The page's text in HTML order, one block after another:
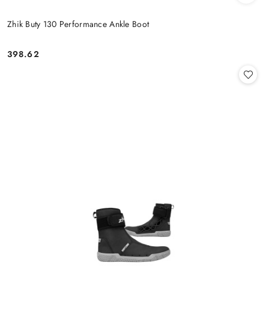
Zhik Buty 130 Performance Ankle Boot
Cena:
398.62